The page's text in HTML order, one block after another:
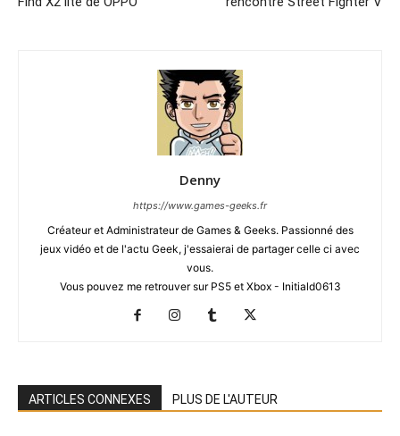
Denny
https://www.games-geeks.fr
Créateur et Administrateur de Games & Geeks. Passionné des
jeux vidéo et de l'actu Geek, j'essaierai de partager celle ci avec
vous.
Vous pouvez me retrouver sur PS5 et Xbox - Initiald0613
ARTICLES CONNEXES PLUS DE L'AUTEUR